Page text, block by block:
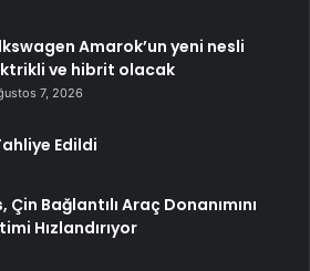
Amarok’un yeni nesli
ve hibrit olacak
7, 2026
Edildi
Çin Bağlantılı Araç Donanımını
Hızlandırıyor